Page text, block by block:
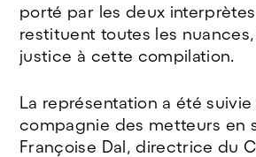
porté par les deux
restituent toutes les
justice à cette compilation.
La représentation a été
compagnie des metteurs en
Françoise Dal, directrice du